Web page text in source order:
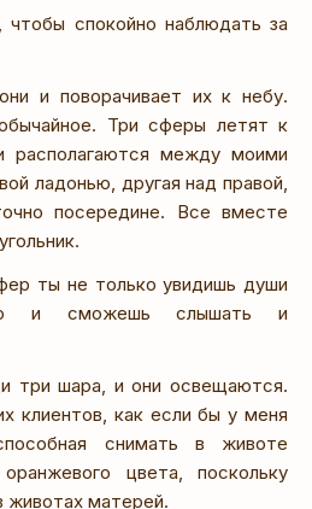
спокойно наблюдать за
и поворачивает их к небу.
Три сферы летят к
располагаются между моими
ладонью, другая над правой,
посередине. Все вместе
ты не только увидишь души
и сможешь слышать и
три шара, и они освещаются.
клиентов, как если бы у меня
снимать в животе
цвета, поскольку
животах матерей.